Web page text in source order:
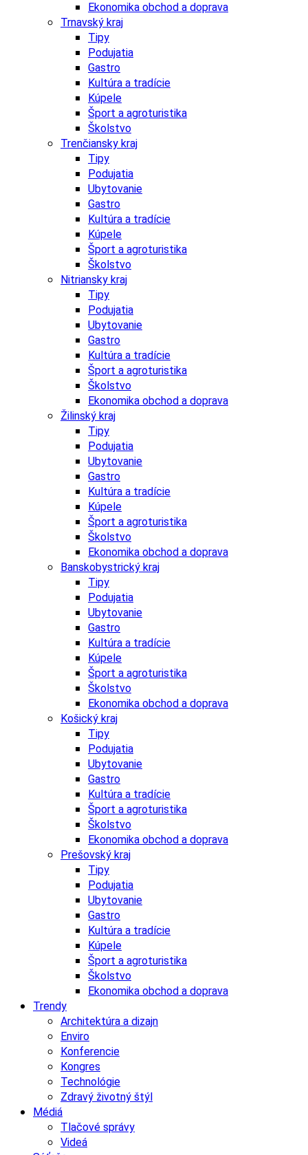
Ekonomika obchod a doprava
Trnavský kraj
Tipy
Podujatia
Gastro
Kultúra a tradície
Kúpele
Šport a agroturistika
Školstvo
Trenčiansky kraj
Tipy
Podujatia
Ubytovanie
Gastro
Kultúra a tradície
Kúpele
Šport a agroturistika
Školstvo
Nitriansky kraj
Tipy
Podujatia
Ubytovanie
Gastro
Kultúra a tradície
Šport a agroturistika
Školstvo
Ekonomika obchod a doprava
Žilinský kraj
Tipy
Podujatia
Ubytovanie
Gastro
Kultúra a tradície
Kúpele
Šport a agroturistika
Školstvo
Ekonomika obchod a doprava
Banskobystrický kraj
Tipy
Podujatia
Ubytovanie
Gastro
Kultúra a tradície
Kúpele
Šport a agroturistika
Školstvo
Ekonomika obchod a doprava
Košický kraj
Tipy
Podujatia
Ubytovanie
Gastro
Kultúra a tradície
Šport a agroturistika
Školstvo
Ekonomika obchod a doprava
Prešovský kraj
Tipy
Podujatia
Ubytovanie
Gastro
Kultúra a tradície
Kúpele
Šport a agroturistika
Školstvo
Ekonomika obchod a doprava
Trendy
Architektúra a dizajn
Enviro
Konferencie
Kongres
Technológie
Zdravý životný štýl
Médiá
Tlačové správy
Videá